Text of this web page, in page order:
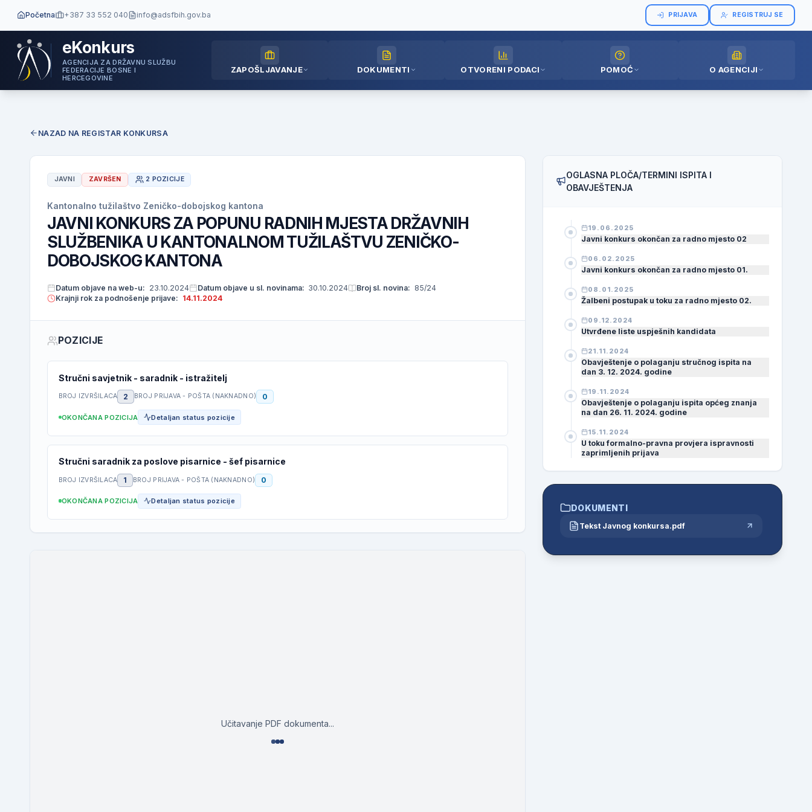
Početna +387 33 552 040 info@adsfbih.gov.ba PRIJAVA REGISTRUJ SE
eKonkurs
AGENCIJA ZA DRŽAVNU SLUŽBU
FEDERACIJE BOSNE I
HERCEGOVINE
ZAPOŠLJAVANJE DOKUMENTI OTVORENI PODACI POMOĆ O AGENCIJI
NAZAD NA REGISTAR KONKURSA
JAVNI ZAVRŠEN 2 POZICIJE
Kantonalno tužilaštvo Zeničko-dobojskog kantona
JAVNI KONKURS ZA POPUNU RADNIH MJESTA DRŽAVNIH
SLUŽBENIKA U KANTONALNOM TUŽILAŠTVU ZENIČKO-
DOBOJSKOG KANTONA
Datum objave na web-u: 23.10.2024 Datum objave u sl. novinama: 30.10.2024 Broj sl. novina: 85/24
Krajnji rok za podnošenje prijave: 14.11.2024
POZICIJE
Stručni savjetnik - saradnik - istražitelj
BROJ IZVRŠILACA 2 BROJ PRIJAVA - POŠTA (NAKNADNO) 0
OKONČANA POZICIJA Detaljan status pozicije
Stručni saradnik za poslove pisarnice - šef pisarnice
BROJ IZVRŠILACA 1 BROJ PRIJAVA - POŠTA (NAKNADNO) 0
OKONČANA POZICIJA Detaljan status pozicije
Učitavanje PDF dokumenta...
OGLASNA PLOČA/TERMINI ISPITA I
OBAVJEŠTENJA
19.06.2025
Javni konkurs okončan za radno mjesto 02
06.02.2025
Javni konkurs okončan za radno mjesto 01.
08.01.2025
Žalbeni postupak u toku za radno mjesto 02.
09.12.2024
Utvrđene liste uspješnih kandidata
21.11.2024
Obavještenje o polaganju stručnog ispita na
dan 3. 12. 2024. godine
19.11.2024
Obavještenje o polaganju ispita općeg znanja
na dan 26. 11. 2024. godine
15.11.2024
U toku formalno-pravna provjera ispravnosti
zaprimljenih prijava
DOKUMENTI
Tekst Javnog konkursa.pdf